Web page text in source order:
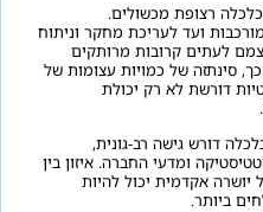
רצופת מכשולים.
ועד לעריכת מחקר וניתוח
לעתים קרובות מרותקים
סינתזה של כמויות עצומות של
דורשת לא רק יכולת
דורש גישה רב-גונית,
ומדעי החברה. איזון בין
יושרה אקדמית יכול להיות
ביותר.